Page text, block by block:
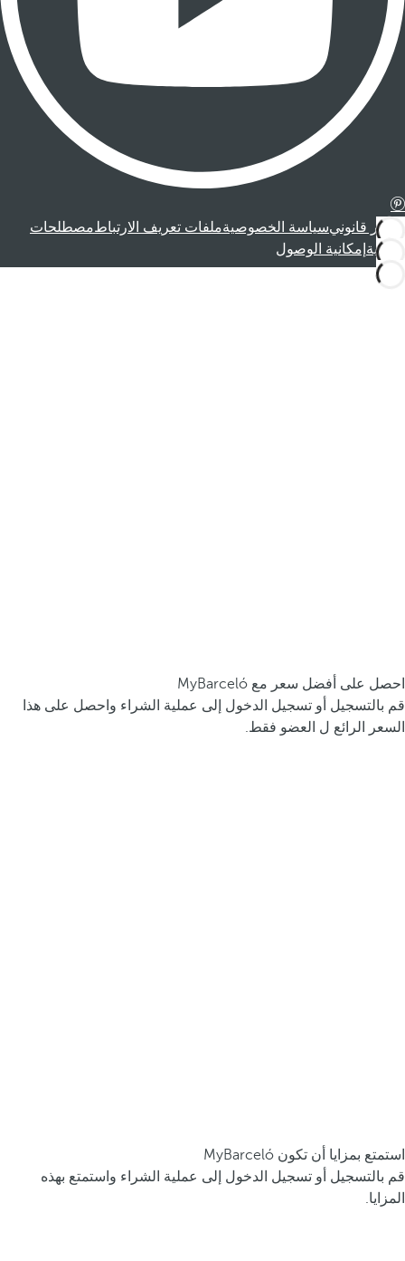
إشعار قانونيسياسة الخصوصيةملفات تعريف الارتباطمصطلحات
قانونية إمكانية الوصول
احصل على أفضل سعر مع MyBarceló
قم بالتسجيل أو تسجيل الدخول إلى عملية الشراء واحصل على هذا
السعر الرائع ل العضو فقط.
استمتع بمزايا أن تكون MyBarceló
قم بالتسجيل أو تسجيل الدخول إلى عملية الشراء واستمتع بهذه
المزايا.